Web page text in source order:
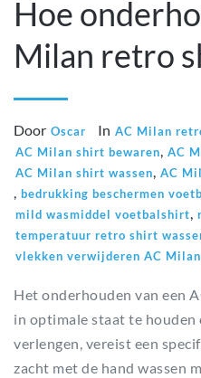
Hoe
Milan retro
Door Oscar In AC Milan
AC Milan shirt bewaren, AC
AC Milan shirt wassen, AC
, bedrukking beschermen
mild wasmiddel voetbalshirt,
temperatuur retro shirt
vlekken verwijderen AC
Het onderhouden van een
in optimale staat te houden
verlengen, vereist een
zacht met de hand wassen